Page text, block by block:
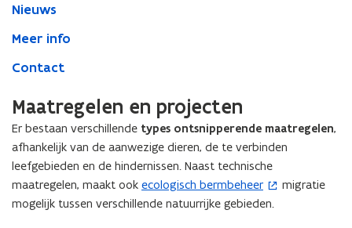
Nieuws
Meer info
Contact
Maatregelen en projecten
Er bestaan verschillende types ontsnipperende maatregelen,
afhankelijk van de aanwezige dieren, de te verbinden
leefgebieden en de hindernissen. Naast technische
maatregelen, maakt ook ecologisch bermbeheer
(
o
migratie
mogelijk tussen verschillende natuurrijke gebieden.